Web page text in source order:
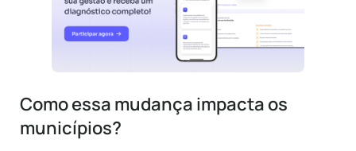
Como essa mudança impacta os
municípios?